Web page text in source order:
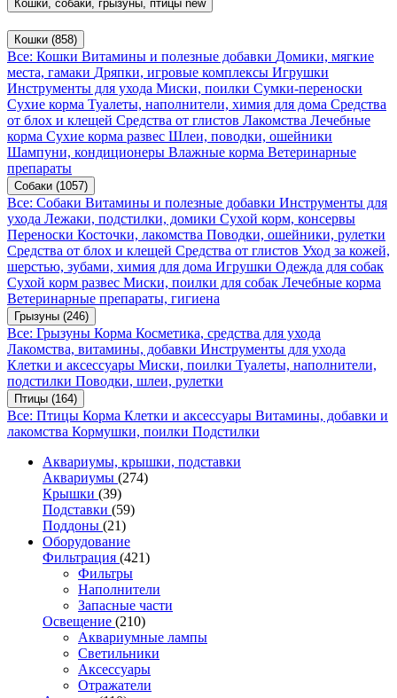
Кошки, собаки, грызуны, птицы new
Кошки (858)
Все: Кошки Витамины и полезные добавки Домики, мягкие
места, гамаки Дряпки, игровые комплексы Игрушки
Инструменты для ухода Миски, поилки Сумки-переноски
Сухие корма Туалеты, наполнители, химия для дома Средства
от блох и клещей Средства от глистов Лакомства Лечебные
корма Сухие корма развес Шлеи, поводки, ошейники
Шампуни, кондиционеры Влажные корма Ветеринарные
препараты
Собаки (1057)
Все: Собаки Витамины и полезные добавки Инструменты для
ухода Лежаки, подстилки, домики Сухой корм, консервы
Переноски Косточки, лакомства Поводки, ошейники, рулетки
Средства от блох и клещей Средства от глистов Уход за кожей,
шерстью, зубами, химия для дома Игрушки Одежда для собак
Сухой корм развес Миски, поилки для собак Лечебные корма
Ветеринарные препараты, гигиена
Грызуны (246)
Все: Грызуны Корма Косметика, средства для ухода
Лакомства, витамины, добавки Инструменты для ухода
Клетки и аксессуары Миски, поилки Туалеты, наполнители,
подстилки Поводки, шлеи, рулетки
Птицы (164)
Все: Птицы Корма Клетки и аксессуары Витамины, добавки и
лакомства Кормушки, поилки Подстилки
Аквариумы, крышки, подставки
Аквариумы (274)
Крышки (39)
Подставки (59)
Поддоны (21)
Оборудование
Фильтрация (421)
Фильтры
Наполнители
Запасные части
Освещение (210)
Аквариумные лампы
Светильники
Аксессуары
Отражатели